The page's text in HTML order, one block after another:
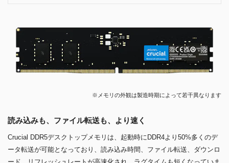
※メモリの外観は製造時期によって若干異なります
読み込みも、ファイル転送も、より速く
Crucial DDR5デスクトップメモリは、起動時にDDR4より50%多くのデ
ータ転送が可能となっており、読み込み時間、ファイル転送、ダウンロ